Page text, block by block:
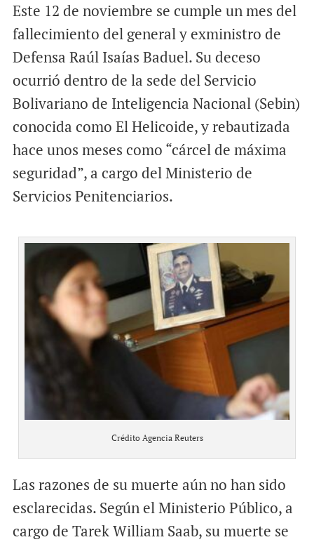
Este 12 de noviembre se cumple un mes del
fallecimiento del general y exministro de
Defensa Raúl Isaías Baduel. Su deceso
ocurrió dentro de la sede del Servicio
Bolivariano de Inteligencia Nacional (Sebin)
conocida como El Helicoide, y rebautizada
hace unos meses como “cárcel de máxima
seguridad”, a cargo del Ministerio de
Servicios Penitenciarios.
Crédito Agencia Reuters
Las razones de su muerte aún no han sido
esclarecidas. Según el Ministerio Público, a
cargo de Tarek William Saab, su muerte se